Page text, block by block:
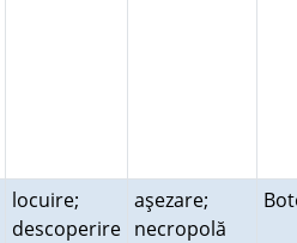
locuire;
descoperire
aşezare;
necropolă